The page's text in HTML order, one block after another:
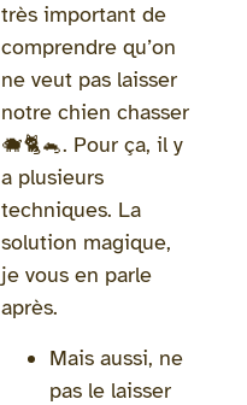
très important de
comprendre qu’on
ne veut pas laisser
notre chien chasser
🐗🐈🐁. Pour ça, il y
a plusieurs
techniques. La
solution magique,
je vous en parle
après.
Mais aussi, ne
pas le laisser